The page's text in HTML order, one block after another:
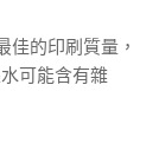
佳的印刷質量，
可能含有雜